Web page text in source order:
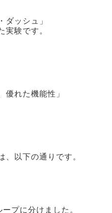
ダッシュ」
実験です。
優れた機能性」
以下の通りです。
プに分けました。